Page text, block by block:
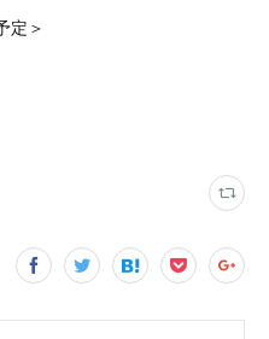
定＞